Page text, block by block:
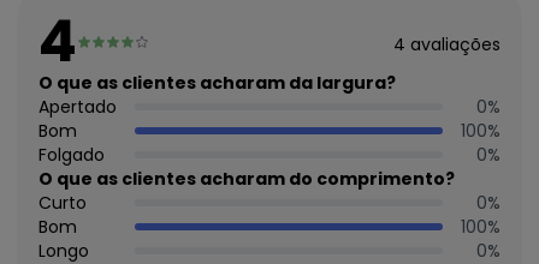
Cuidados para conservação do produto: Lavar à mão.
Não usar alvejante.
Não usar secadora.
Secar na sombra.
Passar temperatura mínima.
Não lavar a seco.
Tecido: Ribana
Composição: Peca Total 92% Viscose 8% Elastano
Histórico de preços
4 4 avaliações
O que as clientes acharam da largura?
Apertado
0%
Bom
100%
Folgado
0%
O que as clientes acharam do comprimento?
Curto
0%
Bom
100%
Longo
0%